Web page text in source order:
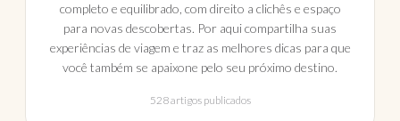
completo e equilibrado, com direito a clichês e espaço
para novas descobertas. Por aqui compartilha suas
experiências de viagem e traz as melhores dicas para que
você também se apaixone pelo seu próximo destino.
528 artigos publicados